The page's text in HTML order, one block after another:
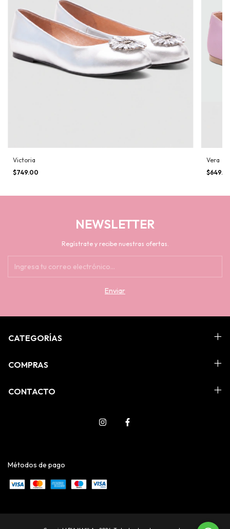
Victoria
$749.00
Vera
NEWSLETTER
Regístrate y recibe nuestras ofertas.
CATEGORÍAS
COMPRAS
CONTACTO
Métodos de pago